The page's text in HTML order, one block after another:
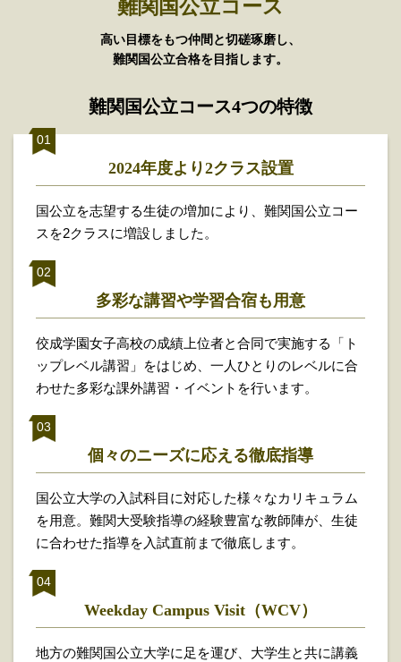
難関国公立コース
高い目標をもつ仲間と切磋琢磨し、
難関国公立合格を目指します。
難関国公立コース4つの特徴
2024年度より2クラス設置
国公立を志望する生徒の増加により、難関国公立コー
スを2クラスに増設しました。
多彩な講習や学習合宿も用意
佼成学園女子高校の成績上位者と合同で実施する「ト
ップレベル講習」をはじめ、一人ひとりのレベルに合
わせた多彩な課外講習・イベントを行います。
個々のニーズに応える徹底指導
国公立大学の入試科目に対応した様々なカリキュラム
を用意。難関大受験指導の経験豊富な教師陣が、生徒
に合わせた指導を入試直前まで徹底します。
Weekday Campus Visit （WCV）
地方の難関国公立大学に足を運び、大学生と共に講義